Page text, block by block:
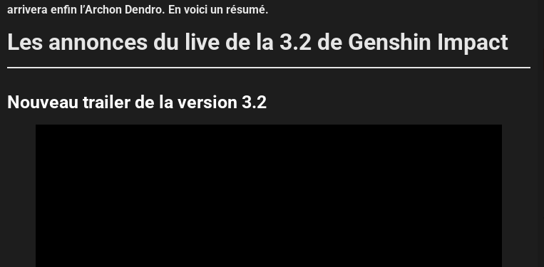
arrivera enfin l’Archon Dendro. En voici un résumé.
Les annonces du live de la 3.2 de Genshin Impact
Nouveau trailer de la version 3.2